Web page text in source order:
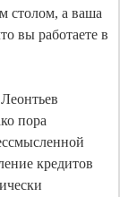
столом, а ваша
вы работаете в
пора
кредитов